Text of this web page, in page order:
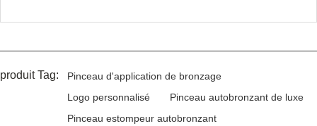
produit Tag:
Pinceau d'application de bronzage
Logo personnalisé
Pinceau autobronzant de luxe
Pinceau estompeur autobronzant